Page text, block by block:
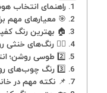
راهنمای انتخاب
🎯 معیارهای مهم
🏠 بهترین رنگ
۱️⃣ رنگ‌های خنثی روشن (سفید، کرم، بژ)
2️⃣ طوسی روشن؛ انتخاب محبوب سال‌های اخیر
3️⃣ رنگ چوب‌های روشن (افرا، بلوط روشن، راش)
📌 نکته مهم در